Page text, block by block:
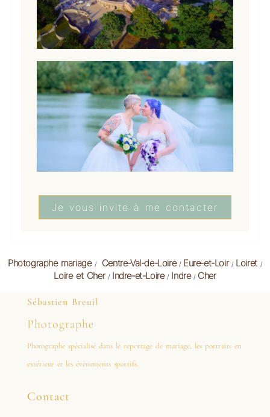
Je vous invite à me contacter
Photographe mariage/ Centre-Val-de-Loire/ Eure-et-Loir/ Loiret/
Loire et Cher/ Indre-et-Loire/ Indre/ Cher
Sébastien Breuil
Photographe
Photographe spécialisé dans le reportage de mariage, les portraits en
extérieur et les évènements sportifs.
Contact